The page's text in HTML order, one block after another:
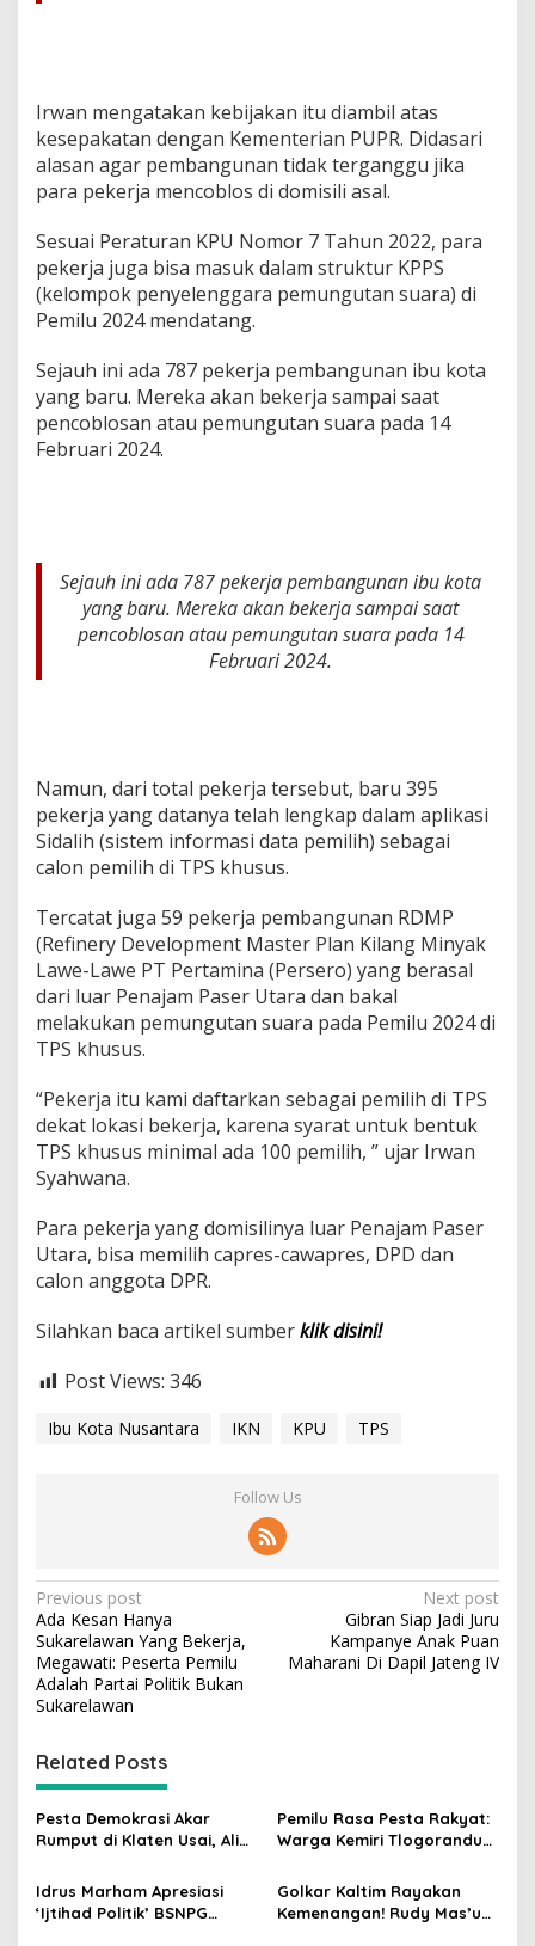
Irwan mengatakan kebijakan itu diambil atas
kesepakatan dengan Kementerian PUPR. Didasari
alasan agar pembangunan tidak terganggu jika
para pekerja mencoblos di domisili asal.
Sesuai Peraturan KPU Nomor 7 Tahun 2022, para
pekerja juga bisa masuk dalam struktur KPPS
(kelompok penyelenggara pemungutan suara) di
Pemilu 2024 mendatang.
Sejauh ini ada 787 pekerja pembangunan ibu kota
yang baru. Mereka akan bekerja sampai saat
pencoblosan atau pemungutan suara pada 14
Februari 2024.
Sejauh ini ada 787 pekerja pembangunan ibu kota
yang baru. Mereka akan bekerja sampai saat
pencoblosan atau pemungutan suara pada 14
Februari 2024.
Namun, dari total pekerja tersebut, baru 395
pekerja yang datanya telah lengkap dalam aplikasi
Sidalih (sistem informasi data pemilih) sebagai
calon pemilih di TPS khusus.
Tercatat juga 59 pekerja pembangunan RDMP
(Refinery Development Master Plan Kilang Minyak
Lawe-Lawe PT Pertamina (Persero) yang berasal
dari luar Penajam Paser Utara dan bakal
melakukan pemungutan suara pada Pemilu 2024 di
TPS khusus.
“Pekerja itu kami daftarkan sebagai pemilih di TPS
dekat lokasi bekerja, karena syarat untuk bentuk
TPS khusus minimal ada 100 pemilih, ” ujar Irwan
Syahwana.
Para pekerja yang domisilinya luar Penajam Paser
Utara, bisa memilih capres-cawapres, DPD dan
calon anggota DPR.
Silahkan baca artikel sumberklik disini!
Post Views: 346
Ibu Kota Nusantara IKN KPU TPS
Follow Us
P
o
s
t
a
v
i
a
Previous post
Ada Kesan Hanya
Sukarelawan Yang Bekerja,
Megawati: Peserta Pemilu
Adalah Partai Politik Bukan
Sukarelawan
Next post
Gibran Siap Jadi Juru
Kampanye Anak Puan
Maharani Di Dapil Jateng IV
Related Posts
Pesta Demokrasi Akar
Rumput di Klaten Usai, Alim
Kursi Ketua RW 04 Kemiri
Pemilu Rasa Pesta Rakyat:
Warga Kemiri Tlogorandu
Demokratis, Rebutan Door
Prize Menarik!
Idrus Marham Apresiasi
‘Ijtihad Politik’ BSNPG
Golkar Kaltim Rayakan
Kemenangan! Rudy Mas’ud-